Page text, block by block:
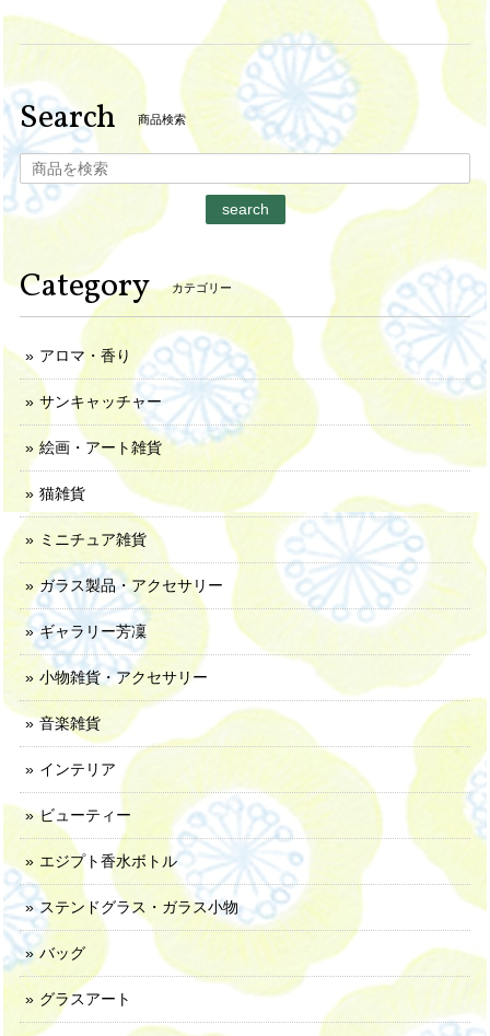
Search 商品検索
search
Category カテゴリー
アロマ・香り
サンキャッチャー
絵画・アート雑貨
猫雑貨
ミニチュア雑貨
ガラス製品・アクセサリー
ギャラリー芳凜
小物雑貨・アクセサリー
音楽雑貨
インテリア
ビューティー
エジプト香水ボトル
ステンドグラス・ガラス小物
バッグ
グラスアート